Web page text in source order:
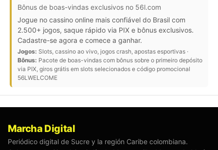
Bônus de boas-vindas exclusivos no 56l.com
Jogue no cassino online mais confiável do Brasil com
2.500+ jogos, saque rápido via PIX e bônus exclusivos.
Cadastre-se agora e comece a ganhar.
Jogos: Slots, cassino ao vivo, jogos crash, apostas esportivas ·
Bônus: Pacote de boas-vindas com bônus sobre o primeiro depósito
via PIX, giros grátis em slots selecionados e código promocional
56LWELCOME
Marcha Digital
Periódico digital de Sucre y la región Caribe colombiana.